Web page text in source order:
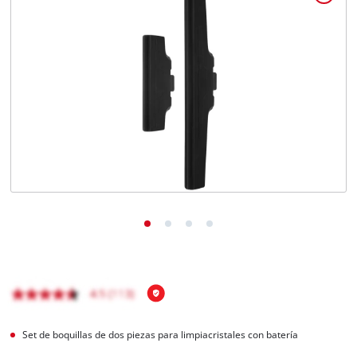
Set de boquillas de dos piezas para limpiacristales con batería